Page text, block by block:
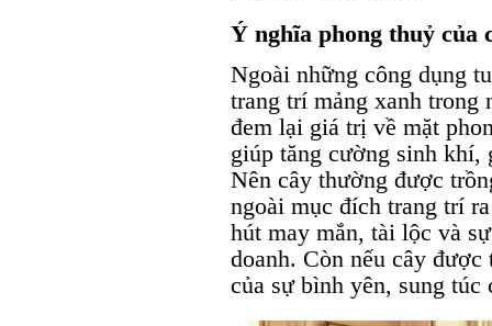
Ý nghĩa phong thuỷ của
Ngoài những công dụng
trang trí mảng xanh trong
đem lại giá trị về mặt
giúp tăng cường sinh khí,
Nên cây thường được
ngoài mục đích trang trí
hút may mắn, tài lộc và
doanh. Còn nếu cây
của sự bình yên, sung